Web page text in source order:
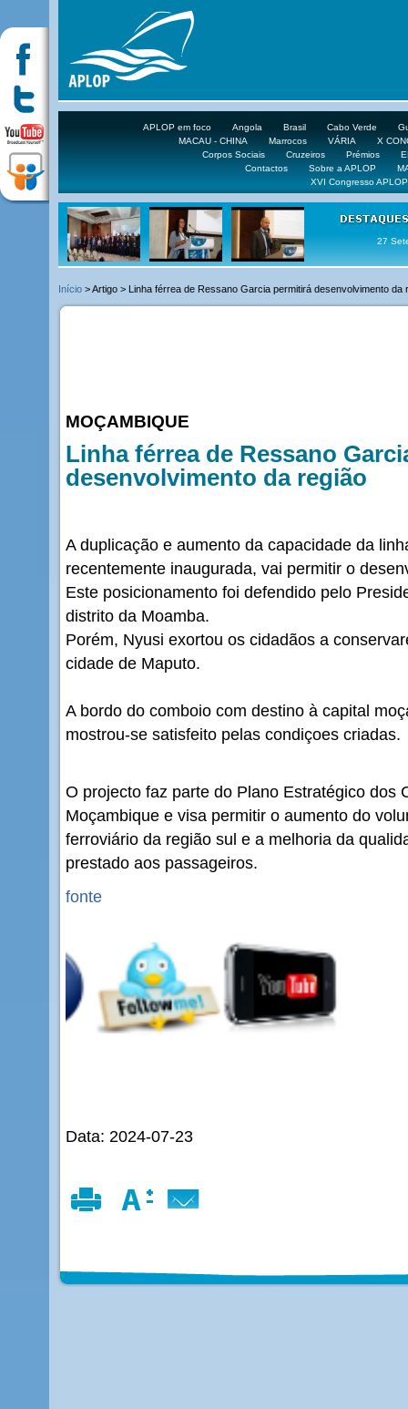
APLOP em foco Angola Brasil Cabo Verde
MACAU - CHINA
Marrocos VÁRIA
X
Corpos Sociais
Cruzeiros Prémios
Contactos
Sobre a APLOP
XVI Congresso APLOP
16 DE
Início > Artigo > Linha férrea de Ressano Garcia permitirá desenvolvimento da
MOÇAMBIQUE
Linha férrea de Ressano
desenvolvimento da região
A duplicação e aumento da capacidade da
recentemente inaugurada, vai permitir o
Este posicionamento foi defendido pelo
distrito da Moamba.
Porém, Nyusi exortou os cidadãos a
cidade de Maputo.
A bordo do comboio com destino à capital
mostrou-se satisfeito pelas condiçoes criadas.
O projecto faz parte do Plano Estratégico dos
Moçambique e visa permitir o aumento do
ferroviário da região sul e a melhoria da
prestado aos passageiros.
fonte
Data: 2024-07-23